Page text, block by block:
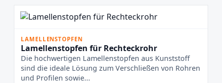
LAMELLENSTOPFEN
Lamellenstopfen für Rechteckrohr
Die hochwertigen Lamellenstopfen aus Kunststoff
sind die ideale Lösung zum Verschließen von Rohren
und Profilen sowie...